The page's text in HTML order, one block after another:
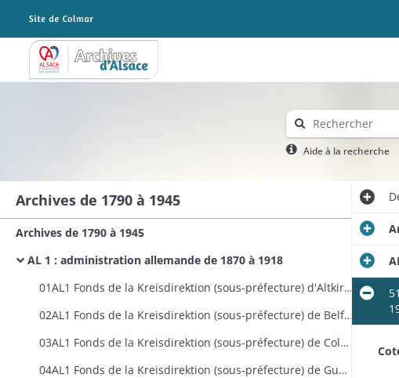
Archives Alsace - Colmar
Aide à la recherche
Archives de 1790 à 1945
Archives de 1790 à 1945
AL 1 : administration allemande de 1870 à 1918
01AL1 Fonds de la Kreisdirektion (sous-préfecture) d'Altkirch
02AL1 Fonds de la Kreisdirektion (sous-préfecture) de Belfort
03AL1 Fonds de la Kreisdirektion (sous-préfecture) de Colmar
04AL1 Fonds de la Kreisdirektion (sous-préfecture) de Guebwiller